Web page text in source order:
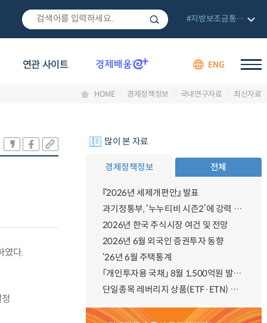
연관 사이트 ENG
#지방보조금통합관리망
HOME 경제정책정보 국내연구자료 최신자료
였다.
많이 본 자료
경제정책정보 전체
『2026년 세제개편안』 발표
과기정통부, ‘누누티비 시즌2’에 강력 대응 의지 밝혀
2026년 한국 주식시장 여건 및 전망
2026년 6월 외국인 증권투자 동향
‘26년 6월 주택통계
「개인투자용 국채」 8월 1,500억원 발행 예정
단일종목 레버리지 상품(ETF·ETN) 기본예탁금 강화 조기시행 방안 안내